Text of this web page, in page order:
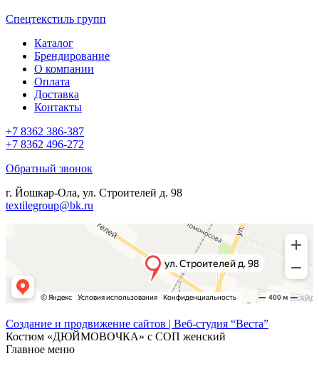
Спецтекстиль групп
Каталог
Брендирование
О компании
Оплата
Доставка
Контакты
+7 8362 386-387
+7 8362 496-272
Обратный звонок
г. Йошкар-Ола, ул. Строителей д. 98
textilegroup@bk.ru
Создание и продвижение сайтов | Веб-студия “Веста”
Костюм «ДЮЙМОВОЧКА» с СОП женский
Главное меню